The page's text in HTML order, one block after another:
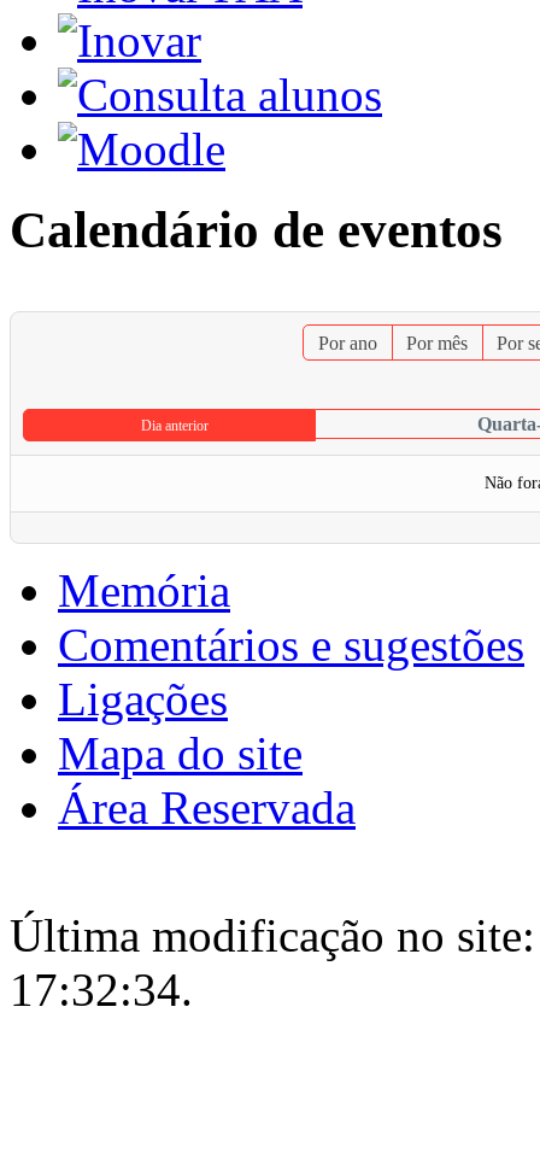
Calendário de eventos
Por ano Por mês Por
Dia anterior
Não
Memória
Comentários e sugestões
Ligações
Mapa do site
Área Reservada
Última modificação no
17:32:34.